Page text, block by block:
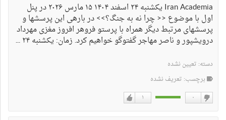
Iran Academia یکشنبه ۲۴ اسفند ۱۴۰۴ ۱۵ مارس ٢٠٢۶ در پنل
اول با موضوع << چرا نه به جنگ؟>> در بارهی این پرسشها و
پرسشهای مرتبط دیگر همراه با پرستو فروهر افروز مغزی مهرداد
درویشپور و ناصر مهاجر گفتوگو خواهیم کرد. زمان: یکشنبه ۲۴ ...
دسته: تعیین نشده
برچسب: تعریف نشده
۱ ۰